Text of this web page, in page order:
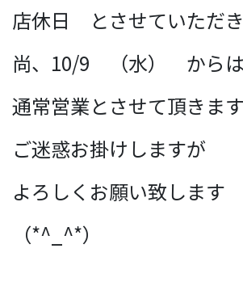
店休日 とさせていただ
尚、10/9 （水） からは
通常営業とさせて頂きま
ご迷惑お掛けしますが
よろしくお願い致します
（*^_^*）